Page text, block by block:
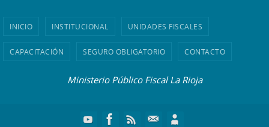
INICIO INSTITUCIONAL UNIDADES FISCALES
CAPACITACIÓN SEGURO OBLIGATORIO CONTACTO
Ministerio Público Fiscal La Rioja